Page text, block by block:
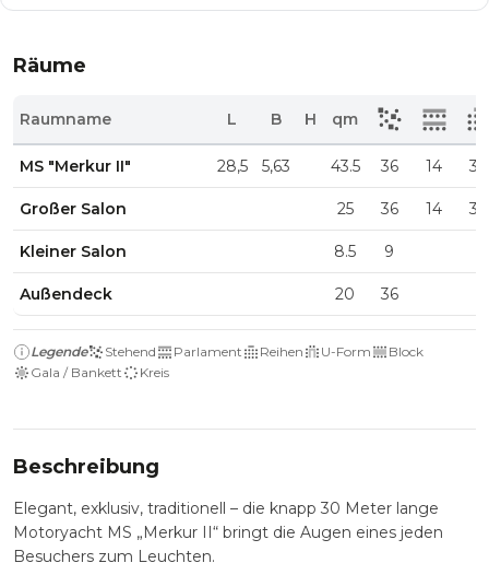
Räume
Raumname L B H qm
MS "Merkur II" 28,5 5,63 43.5 36 14 30
Großer Salon 25 36 14 30
Kleiner Salon 8.5 9
Außendeck 20 36
Legende Stehend Parlament Reihen U-Form
Block
Gala / Bankett
Kreis
Beschreibung
Elegant, exklusiv, traditionell – die knapp 30 Meter lange
Motoryacht MS „Merkur II“ bringt die Augen eines jeden
Besuchers zum Leuchten.